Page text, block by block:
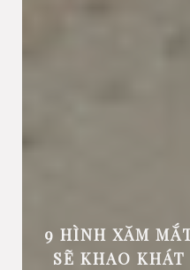
9 HÌNH XĂM
SẼ KHAO